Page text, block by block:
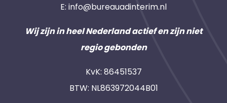
E: info@bureauadinterim.nl
Wij zijn in heel Nederland actief en zijn niet
regio gebonden
KvK: 86451537
BTW: NL863972044B01